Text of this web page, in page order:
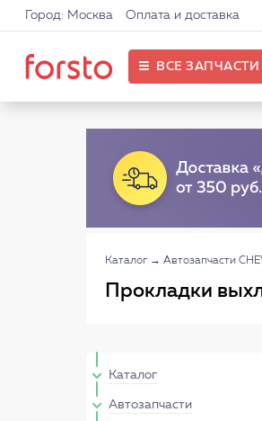
Город: Москва Оплата и доставка
ВСЕ ЗАПЧАСТИ
Каталог → Автозапчасти
Прокладки
Каталог
Автозапчасти